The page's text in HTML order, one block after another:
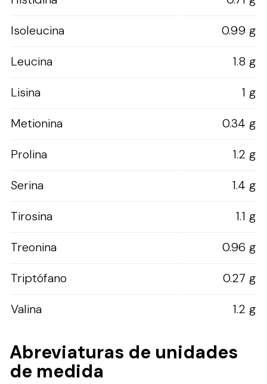
Isoleucina
0.99 g
Leucina
1.8 g
Lisina
1 g
Metionina
0.34 g
Prolina
1.2 g
Serina
1.4 g
Tirosina
1.1 g
Treonina
0.96 g
Triptófano
0.27 g
Valina
1.2 g
Abreviaturas de unidades
de medida